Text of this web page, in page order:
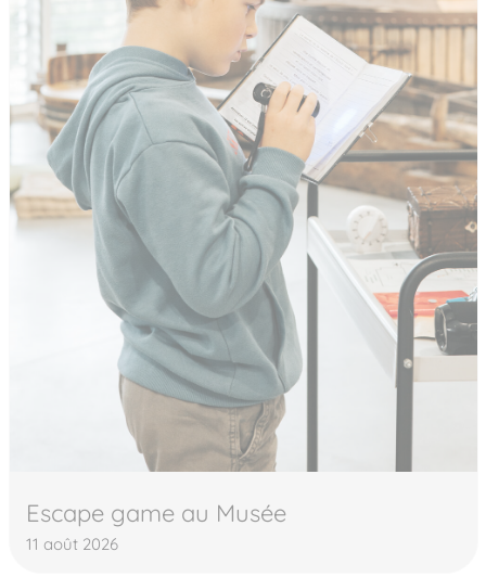
Escape game au Musée
11 août 2026